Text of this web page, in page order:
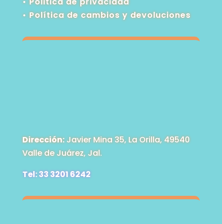
•Política de cambios y devoluciones
Dirección:Javier Mina 35, La Orilla, 49540
Valle de Juárez, Jal.
Tel: 33 3201 6242